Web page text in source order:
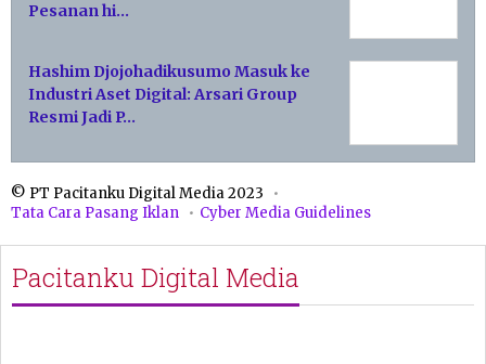
Pesanan hi…
Hashim Djojohadikusumo Masuk ke
Industri Aset Digital: Arsari Group
Resmi Jadi P…
© PT Pacitanku Digital Media 2023
Tata Cara Pasang Iklan
Cyber Media Guidelines
Pacitanku Digital Media